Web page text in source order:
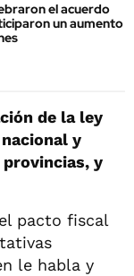
el acuerdo
un aumento
de la ley
y
y
pacto fiscal
le habla y